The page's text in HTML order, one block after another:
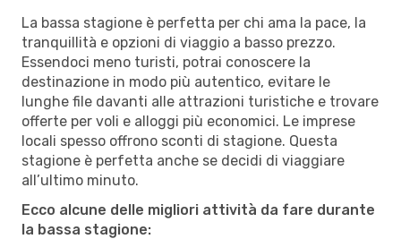
La bassa stagione è perfetta per chi ama la pace, la
tranquillità e opzioni di viaggio a basso prezzo.
Essendoci meno turisti, potrai conoscere la
destinazione in modo più autentico, evitare le
lunghe file davanti alle attrazioni turistiche e trovare
offerte per voli e alloggi più economici. Le imprese
locali spesso offrono sconti di stagione. Questa
stagione è perfetta anche se decidi di viaggiare
all’ultimo minuto.
Ecco alcune delle migliori attività da fare durante
la bassa stagione: